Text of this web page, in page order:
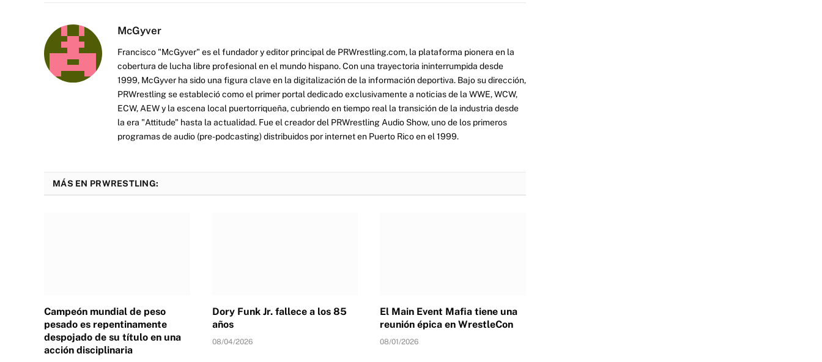
McGyver
Francisco "McGyver" es el fundador y editor principal de PRWrestling.com, la plataforma pionera en la
cobertura de lucha libre profesional en el mundo hispano. Con una trayectoria ininterrumpida desde
1999, McGyver ha sido una figura clave en la digitalización de la información deportiva. Bajo su dirección,
PRWrestling se estableció como el primer portal dedicado exclusivamente a noticias de la WWE, WCW,
ECW, AEW y la escena local puertorriqueña, cubriendo en tiempo real la transición de la industria desde
la era "Attitude" hasta la actualidad. Fue el creador del PRWrestling Audio Show, uno de los primeros
programas de audio (pre-podcasting) distribuidos por internet en Puerto Rico en el 1999.
MÁS EN PRWRESTLING:
Campeón mundial de peso
pesado es repentinamente
despojado de su título en una
acción disciplinaria
Dory Funk Jr. fallece a los 85
años
08/04/2026
El Main Event Mafia tiene una
reunión épica en WrestleCon
08/01/2026